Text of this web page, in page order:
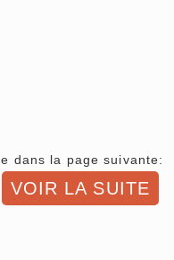
dans la page suivante:
VOIR LA SUITE